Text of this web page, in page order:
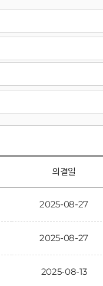
의결일
2025-08-27
2025-08-27
2025-08-13